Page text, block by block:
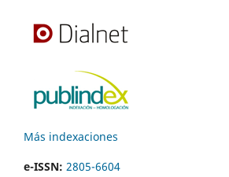
Más indexaciones
e-ISSN: 2805-6604